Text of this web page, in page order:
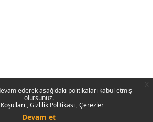
ederek aşağıdaki politikaları kabul etmiş
olursunuz.
Gizlilik Politikası Çerezler
Devam et